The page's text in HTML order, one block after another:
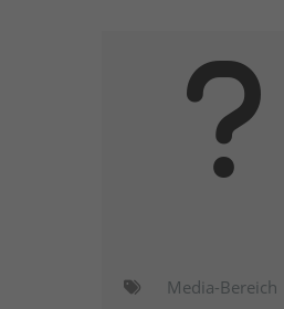
Media-Bereich